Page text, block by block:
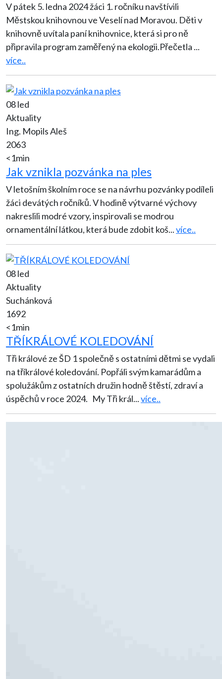
V pátek 5. ledna 2024 žáci 1. ročníku navštívili
Městskou knihovnou ve Veselí nad Moravou. Děti v
knihovně uvítala paní knihovnice, která si pro ně
připravila program zaměřený na ekologii.Přečetla ...
více..
08 led
Aktuality
Ing. Mopils Aleš
2063
<1min
Jak vznikla pozvánka na ples
V letošním školním roce se na návrhu pozvánky podíleli
žáci devátých ročníků. V hodině výtvarné výchovy
nakreslili modré vzory, inspirovali se modrou
ornamentální látkou, která bude zdobit koš...více..
08 led
Aktuality
Suchánková
1692
<1min
TŘÍKRÁLOVÉ KOLEDOVÁNÍ
Tři králové ze ŠD 1 společně s ostatními dětmi se vydali
na tříkrálové koledování. Popřáli svým kamarádům a
spolužákům z ostatních družin hodně štěstí, zdraví a
úspěchů v roce 2024. My Tři král...více..